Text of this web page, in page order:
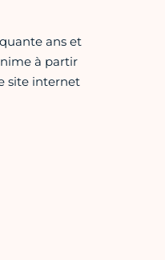
ans et
à partir
site internet